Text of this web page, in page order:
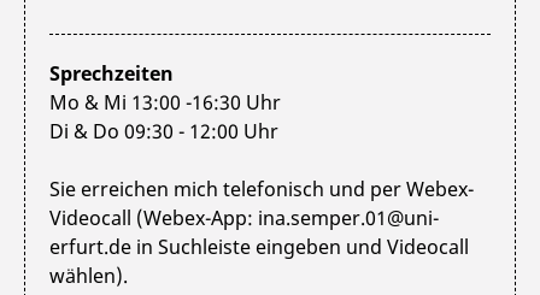
Sprechzeiten
Mo & Mi 13:00 -16:30 Uhr
Di & Do 09:30 - 12:00 Uhr
Sie erreichen mich telefonisch und per Webex-
Videocall (Webex-App: ina.semper.01@uni-
erfurt.de in Suchleiste eingeben und Videocall
wählen).